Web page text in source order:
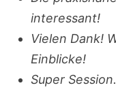
interessant!
Vielen Dank!
Einblicke!
Super